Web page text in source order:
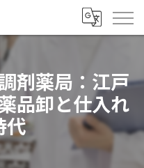
剤薬局：江戸
品卸と仕入れ
代